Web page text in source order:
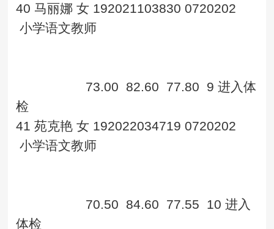
40 马丽娜 女 192021103830 0720202
小学语文教师
73.00 82.60 77.80 9 进入体
检
41 苑克艳 女 192022034719 0720202
小学语文教师
70.50 84.60 77.55 10 进入
体检